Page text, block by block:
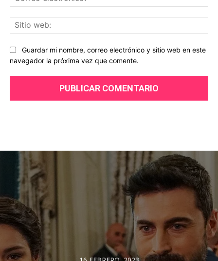
Guardar mi nombre, correo electrónico y sitio web en este
navegador la próxima vez que comente.